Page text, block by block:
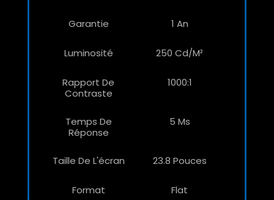
Garantie 1 An
Luminosité 250 Cd/m²
Rapport De
Contraste
1000:1
Temps De
Réponse
5 Ms
Taille De L'écran 23.8 Pouces
Format Flat